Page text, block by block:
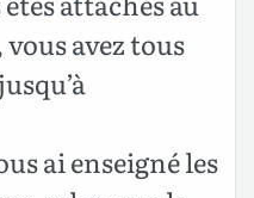
avez tous
ai enseigné les